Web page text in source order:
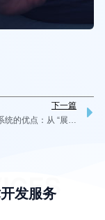
下一篇
发服务